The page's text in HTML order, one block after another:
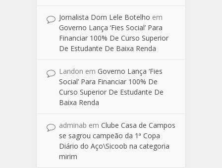
Jornalista Dom Lele Botelho em
Governo Lança ‘Fies Social’ Para
Financiar 100% De Curso Superior
De Estudante De Baixa Renda
Landon em Governo Lança ‘Fies
Social’ Para Financiar 100% De
Curso Superior De Estudante De
Baixa Renda
adminab em Clube Casa de Campos
se sagrou campeão da 1ª Copa
Diário do Aço\Sicoob na categoria
mirim